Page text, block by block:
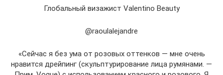
Глобальный визажист Valentino Beauty
@raoulalejandre
«Сейчас я без ума от розовых оттенков — мне очень
нравится дрейпинг (скульптурирование лица румянами. —